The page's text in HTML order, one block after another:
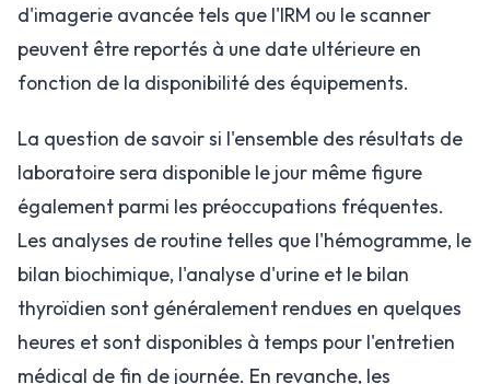
d'imagerie avancée tels que l'IRM ou le scanner
peuvent être reportés à une date ultérieure en
fonction de la disponibilité des équipements.
La question de savoir si l'ensemble des résultats de
laboratoire sera disponible le jour même figure
également parmi les préoccupations fréquentes.
Les analyses de routine telles que l'hémogramme, le
bilan biochimique, l'analyse d'urine et le bilan
thyroïdien sont généralement rendues en quelques
heures et sont disponibles à temps pour l'entretien
médical de fin de journée. En revanche, les